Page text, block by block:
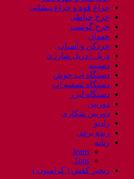
چراغ قوه و چراغ پیشانی
چرخ خیاطی
چرخ گوشت
چمدان
خردکن و آسیاب
دریل / دریل شارژی
دستبند
دستگاه اب جوش
دستگاه تصفیه اب
دستگاه لیزر
دوربین
دوربین شکاری
رادیو
رنده برقی
زنانه
Jeans
Tops
زنجیر کفش ( کرامپون )